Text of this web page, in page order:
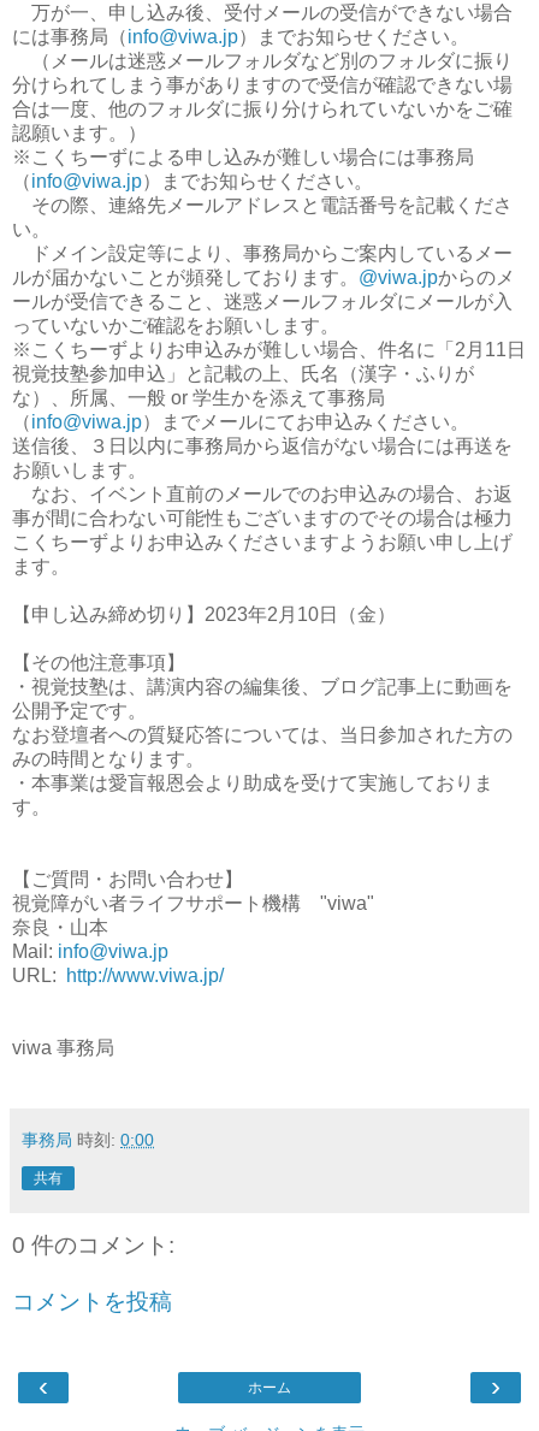
万が一、申し込み後、受付メールの受信ができない場合
には事務局（info@viwa.jp）までお知らせください。
（メールは迷惑メールフォルダなど別のフォルダに振り
分けられてしまう事がありますので受信が確認できない場
合は一度、他のフォルダに振り分けられていないかをご確
認願います。）
※こくちーずによる申し込みが難しい場合には事務局
（info@viwa.jp）までお知らせください。
その際、連絡先メールアドレスと電話番号を記載くださ
い。
ドメイン設定等により、事務局からご案内しているメー
ルが届かないことが頻発しております。 @viwa.jpからのメ
ールが受信できること、迷惑メールフォルダにメールが入
っていないかご確認をお願いします。
※こくちーずよりお申込みが難しい場合、件名に「2月11日
視覚技塾参加申込」と記載の上、氏名（漢字・ふりが
な）、所属、一般 or 学生かを添えて事務局
（info@viwa.jp）までメールにてお申込みください。
送信後、３日以内に事務局から返信がない場合には再送を
お願いします。
なお、イベント直前のメールでのお申込みの場合、お返
事が間に合わない可能性もございますのでその場合は極力
こくちーずよりお申込みくださいますようお願い申し上げ
ます。
【申し込み締め切り】2023年2月10日（金）
【その他注意事項】
・視覚技塾は、講演内容の編集後、ブログ記事上に動画を
公開予定です。
なお登壇者への質疑応答については、当日参加された方の
みの時間となります。
・本事業は愛盲報恩会より助成を受けて実施しておりま
す。
【ご質問・お問い合わせ】
視覚障がい者ライフサポート機構　"viwa"
奈良・山本
Mail: info@viwa.jp
URL:
http://www.viwa.jp/
viwa 事務局
事務局 時刻: 0:00
共有
0 件のコメント:
コメントを投稿
‹ ›
ホーム